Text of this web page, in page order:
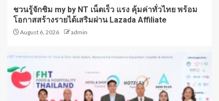
ชวนรู้จักซิม my by NT เน็ตเร็ว แรง คุ้มค่าทั่วไทย พร้อม
โอกาสสร้างรายได้เสริมผ่าน Lazada Affiliate
August 6, 2026 admin